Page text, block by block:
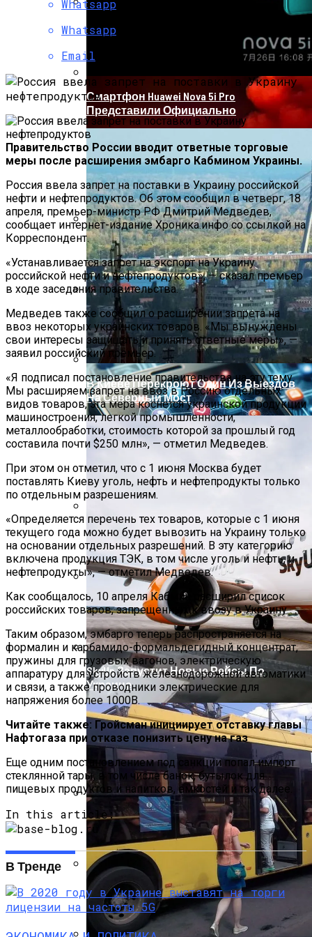
Растущая Концентрация Власти В
Руках Си Цзиньпина: Мир Не Обмануть
Военные Рельсы Спасут Британскую
Экономику?
На Какую Зарплату Могут
Рассчитывать Украинцы За Рубежом:
Советы Для Беженцев
Коронавирус В США Оказался
Смертоноснее «испанки» 1918 Года
Извержение Вулкана На Юге Исландии:
Чрезвычайное Положение И Эвакуация
Индия Не Будет Спрашивать
Разрешения На Запуск Моделей ИИ
Вредно, Но Выгодно: В США Запрет На
Асбест Приняли Только Сейчас
Смартфон Huawei Nova 5i Pro
Представили Официально
В Киеве Перекроют Один Из Выездов
На Северный Мост
SkyUp Запустит Новые Рейсы По
Украине
Whatsapp
Whatsapp
Email
Правительство России вводит ответные торговые
меры после расширения эмбарго Кабмином Украины.
Россия ввела запрет на поставки в Украину российской
нефти и нефтепродуктов. Об этом сообщил в четверг, 18
апреля, премьер-министр РФ Дмитрий Медведев,
сообщает интернет-издание Хроника.инфо со ссылкой на
Корреспондент.
«Устанавливается запрет на экспорт на Украину
российской нефти и нефтепродуктов», — сказал премьер
в ходе заседания правительства.
Медведев также сообщил о расширении запрета на
ввоз некоторых украинских товаров. «Мы вынуждены
свои интересы защищать и принять ответные меры», —
заявил российский премьер.
«Я подписал постановление правительства на эту тему.
Мы расширяем запрет на ввоз в Россию отдельных
видов товаров, эта мера коснется украинской продукции
машиностроения, легкой промышленности,
металлообработки, стоимость которой за прошлый год
составила почти $250 млн», — отметил Медведев.
При этом он отметил, что с 1 июня Москва будет
поставлять Киеву уголь, нефть и нефтепродукты только
по отдельным разрешениям.
«Определяется перечень тех товаров, которые с 1 июня
текущего года можно будет вывозить на Украину только
на основании отдельных разрешений. В эту категорию
включена продукция ТЭК, в том числе уголь и нефть, и
нефтепродукты», — отметил Медведев.
Как сообщалось, 10 апреля Кабмин расширил список
российских товаров, запрещенных к ввозу в Украину.
Таким образом, эмбарго теперь распространяется на
формалин и карбамидо-формальдегидный концентрат,
пружины для грузовых вагонов, электрическую
аппаратуру для устройств железнодорожной автоматики
и связи, а также проводники электрические для
напряжения более 1000В.
Читайте также: Гройсман инициирует отставку главы
Нафтогаза при отказе понизить цену на газ
Еще одним постановлением под санкции попал импорт
стеклянной тары, в том числе банок, бутылок для
пищевых продуктов и напитков, емкостей и так далее.
In this article:
В Тренде